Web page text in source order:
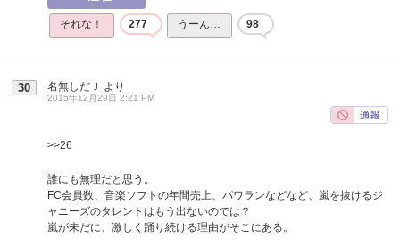
それな！ 277 うーん… 98
30 名無しだＪ より
2015年12月29日 2:21 PM
>>26
誰にも無理だと思う。
FC会員数、音楽ソフトの年間売上、パワランなどなど、嵐を抜けるジ
ャニーズのタレントはもう出ないのでは？
嵐が未だに、激しく踊り続ける理由がそこにある。